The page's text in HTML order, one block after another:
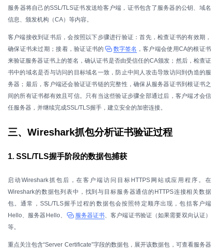
服务器将自己的SSL/TLS证书发送给客户端，证书包含了服务器的公钥、域名
信息、颁发机构（CA）等内容。
客户端接收到证书后，会按照以下步骤进行验证：首先，检查证书的有效期，
确保证书未过期；接着，验证证书的
数字签名 ，客户端会使用CA的根证书
来验证服务器证书上的签名，确认证书是否由受信任的CA颁发；然后，检查证
书中的域名是否与访问的目标域名一致，防止中间人攻击导致访问到伪造的服
务器；最后，客户端还会验证证书链的完整性，确保从服务器证书到根证书之
间的所有证书都有效且可信。只有当这些验证步骤全部通过后，客户端才会信
任服务器，并继续完成SSL/TLS握手，建立安全的加密连接。
三、Wireshark抓包分析证书验证过程
1. SSL/TLS握手阶段的数据包捕获
启动Wireshark抓包后，在客户端访问目标HTTPS网站或应用程序。在
Wireshark的数据包列表中，找到与目标服务器通信的HTTPS连接相关数据
包。通常，SSL/TLS握手过程的数据包会按照特定顺序出现，包括客户端
Hello、服务器Hello、
服务器证书、客户端证书验证（如果需要双向认证）
等。
重点关注包含“Server Certificate”字段的数据包，展开该数据包，可查看服务器